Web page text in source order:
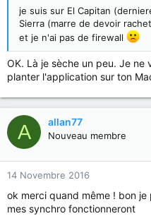
je suis sur El Capitan
Sierra (marre de devoir
et je n'ai pas de firewall
OK. Là je sèche un peu. Je
planter l'application sur ton
A allan77
Nouveau membre
14 Novembre 2016
ok merci quand même ! bon
mes synchro fonctionneront